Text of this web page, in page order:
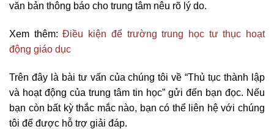
văn bản thông báo cho trung tâm nêu rõ lý do.
Xem thêm:Điều kiện để trường trung học tư thục hoạt
động giáo dục
Trên đây là bài tư vấn của chúng tôi về “Thủ tục thành lập
và hoạt động của trung tâm tin học” gửi đến bạn đọc. Nếu
bạn còn bất kỳ thắc mắc nào, bạn có thể liên hệ với chúng
tôi để được hỗ trợ giải đáp.